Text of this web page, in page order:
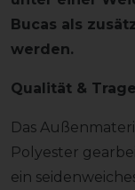
Bucas als
werden.
Qualität &
Das
Polyester
ein